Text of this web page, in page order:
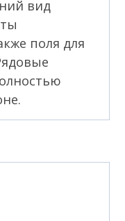
вид
поля для